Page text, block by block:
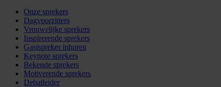
Onze sprekers
Dagvoorzitters
Vrouwelijke sprekers
Inspirerende sprekers
Gastspreker inhuren
Keynote sprekers
Bekende sprekers
Motiverende sprekers
Debatleider